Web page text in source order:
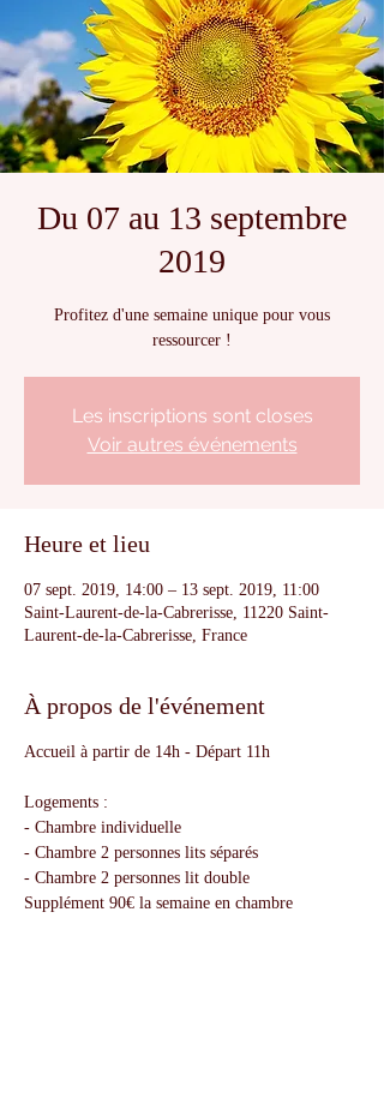
Du 07 au 13 septembre
2019
Profitez d'une semaine unique pour vous
ressourcer !
Les inscriptions sont closes
Voir autres événements
Heure et lieu
07 sept. 2019, 14:00 – 13 sept. 2019, 11:00
Saint-Laurent-de-la-Cabrerisse, 11220 Saint-
Laurent-de-la-Cabrerisse, France
À propos de l'événement
Accueil à partir de 14h - Départ 11h
Logements :
- Chambre individuelle
- Chambre 2 personnes lits séparés
- Chambre 2 personnes lit double
Supplément 90€ la semaine en chambre